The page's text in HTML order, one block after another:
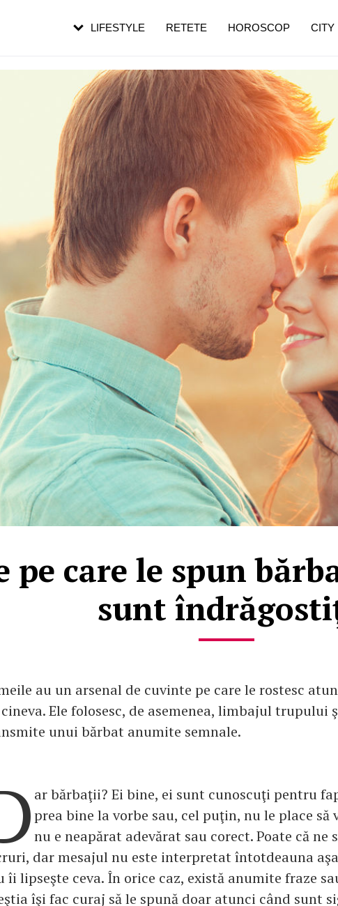
pe care le spun
sunt
au un arsenal de cuvinte pe care le rostesc
Ele folosesc, de asemenea, limbajul trupului
unui bărbat anumite semnale.
ar bărbaţii? Ei bine, ei sunt cunoscuţi pentru
prea bine la vorbe sau, cel puţin, nu le place să
nu e neapărat adevărat sau corect. Poate că ne
dar mesajul nu este interpretat întotdeauna
îi lipseşte ceva. În orice caz, există anumite fraze
îşi fac curaj să le spună doar atunci când sunt
LIFESTYLE RETETE HOROSCOP CITY
ce înaintezi în vârstă
de dureroasă este investigația